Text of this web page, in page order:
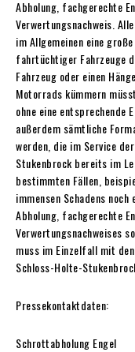
Abholung, fachgerechte
Verwertungsnachweis.
im Allgemeinen eine
fahrtüchtiger Fahrzeuge
Fahrzeug oder einen
Motorrads kümmern
ohne eine entsprechende
außerdem sämtliche
werden, die im Service
Stukenbrock bereits im
bestimmten Fällen,
immensen Schadens
Abholung, fachgerechte
Verwertungsnachweises
muss im Einzelfall mit
Schloss-Holte-
Pressekontaktdaten:
Schrottabholung Engel